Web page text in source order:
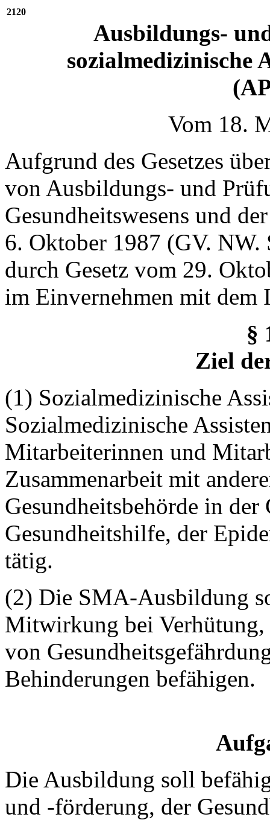
2120
Ausbildungs-
sozialmedizinische
Vom 18.
Aufgrund des Gesetzes
von Ausbildungs- und
Gesundheitswesens und
6. Oktober 1987 (GV.
durch Gesetz vom 29.
im Einvernehmen mit dem
§
Ziel
(1) Sozialmedizinische
Sozialmedizinische
Mitarbeiterinnen und
Zusammenarbeit mit
Gesundheitsbehörde in der
Gesundheitshilfe, der
tätig.
(2) Die SMA-Ausbildung
Mitwirkung bei
von
Behinderungen befähigen.
Die Ausbildung soll
und -förderung, der